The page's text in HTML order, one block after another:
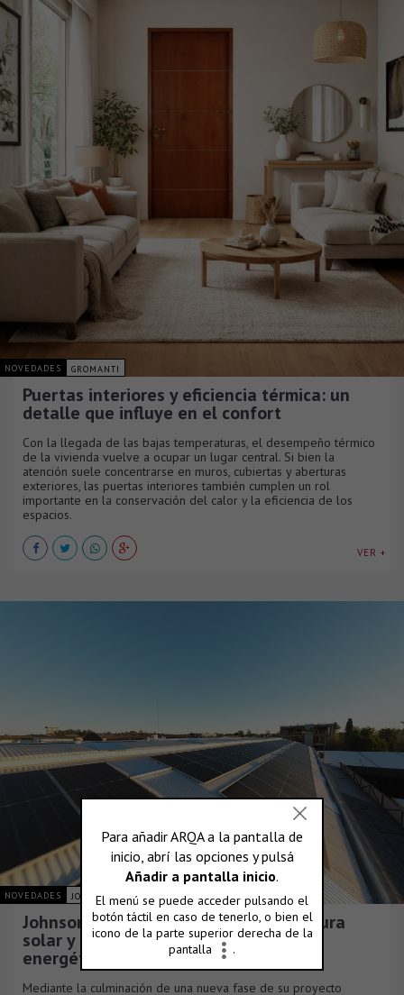
NOVEDADES GROMANTI
Puertas interiores y eficiencia térmica: un
detalle que influye en el confort
Con la llegada de las bajas temperaturas, el desempeño térmico
de la vivienda vuelve a ocupar un lugar central. Si bien la
atención suele concentrarse en muros, cubiertas y aberturas
exteriores, las puertas interiores también cumplen un rol
importante en la conservación del calor y la eficiencia de los
espacios.
VER +
NOVEDADES JOHNSON ACERO S.A.
Johnson Acero duplica su infraestructura
solar y consolida su plan de eficiencia
energética
Mediante la culminación de una nueva fase de su proyecto